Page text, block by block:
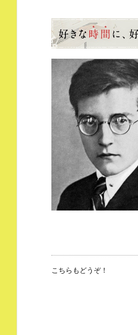
こちらもどうぞ！